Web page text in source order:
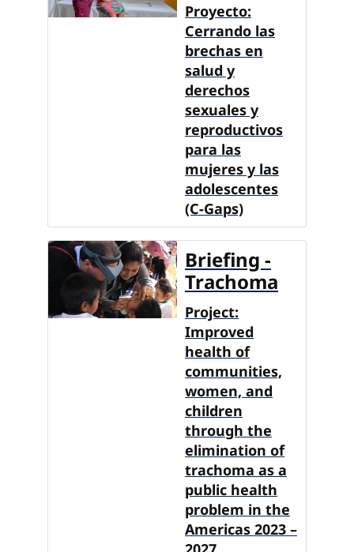
Proyecto:
Cerrando las
brechas en
salud y
derechos
sexuales y
reproductivos
para las
mujeres y las
adolescentes
(C-Gaps)
Briefing -
Trachoma
Project:
Improved
health of
communities,
women, and
children
through the
elimination of
trachoma as a
public health
problem in the
Americas 2023 –